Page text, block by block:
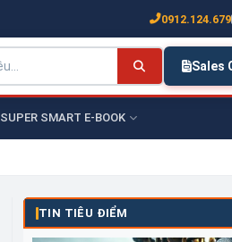
0912.124.679
Sales
SUPER SMART E-BOOK
TIN TIÊU ĐIỂM